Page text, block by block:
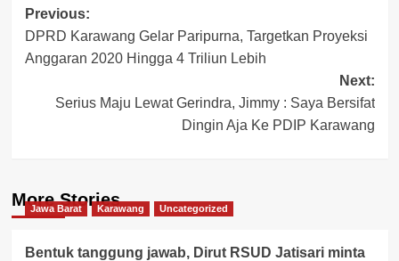
Post
navigation
Previous:
DPRD Karawang Gelar Paripurna, Targetkan Proyeksi
Anggaran 2020 Hingga 4 Triliun Lebih
Next:
Serius Maju Lewat Gerindra, Jimmy : Saya Bersifat
Dingin Aja Ke PDIP Karawang
More Stories
Jawa Barat Karawang Uncategorized
Bentuk tanggung jawab, Dirut RSUD Jatisari minta